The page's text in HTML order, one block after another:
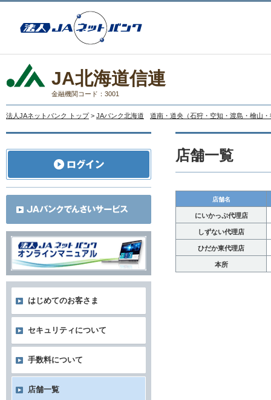
JA北海道信連
金融機関コード：3001
法人JAネットバンク トップ > JAバンク北海道 道南・道央（石狩・空知・渡島・檜山
店舗一覧
店舗名
にいかっぷ代理店
しずない代理店
ひだか東代理店
本所
はじめてのお客さま
セキュリティについて
手数料について
店舗一覧